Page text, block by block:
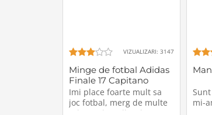
VIZUALIZARI: 3147
Minge de fotbal Adidas
Finale 17 Capitano
Imi place foarte mult sa
joc fotbal, merg de multe
mi-